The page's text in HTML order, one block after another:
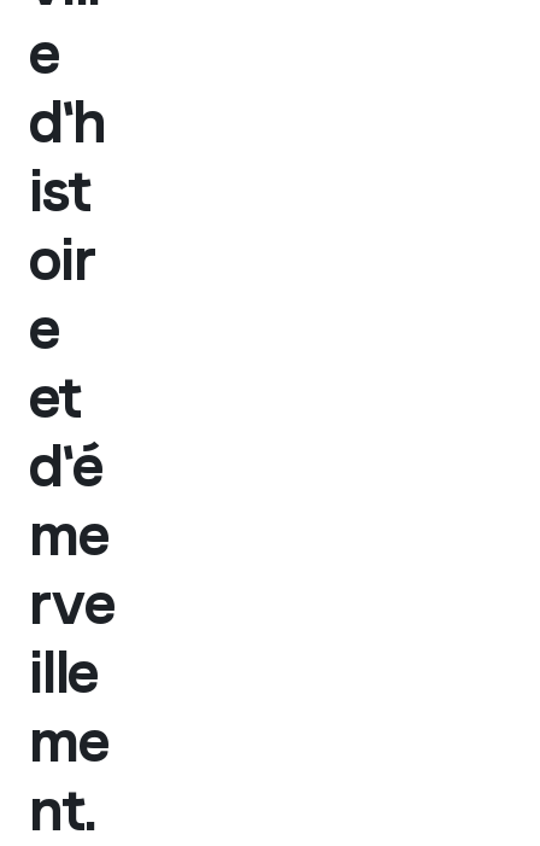
e
d'h
ist
oir
e
et
d'é
me
rve
ille
me
nt.